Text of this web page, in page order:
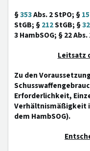
§353Abs. 2 StPO; §15
StGB; §212StGB; §32
3 HambSOG; § 22
Leitsatz
Zu den
Erforderlichkeit,
Verhältnismäßigkeit
dem HambSOG).